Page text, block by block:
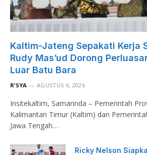
Kaltim-Jateng Sepakati Kerja
Rudy Mas’ud Dorong
Luar Batu Bara
R’SYA AGUSTUS 6, 2026
Insitekaltim, Samarinda – Pemerintah
Kalimantan Timur (Kaltim) dan
Jawa Tengah…
Ricky Nelson